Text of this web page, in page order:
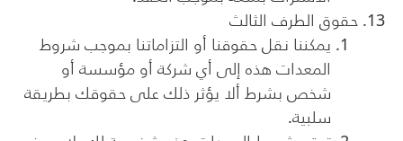
حقوق الطرف الثالث
يمكننا نقل حقوقنا أو التزاماتنا بموجب شروط
المعدات هذه إلى أي شركة أو مؤسسة أو
شخص بشرط ألا يؤثر ذلك على حقوقك بطريقة
سلبية.